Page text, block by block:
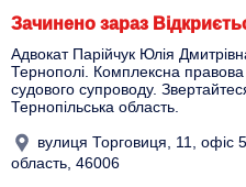
Зачинено зараз
Адвокат Парійчук Юлія
Тернополі. Комплексна правова
судового супроводу.
Тернопільська область.
вулиця Торговиця, 11, офіс
область, 46006